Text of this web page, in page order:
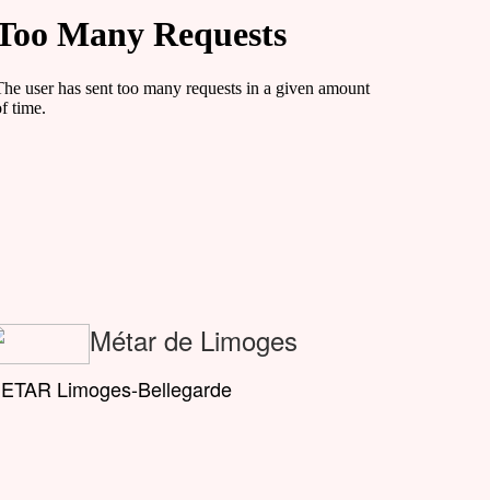
Métar de Limoges
Limoges-Bellegarde